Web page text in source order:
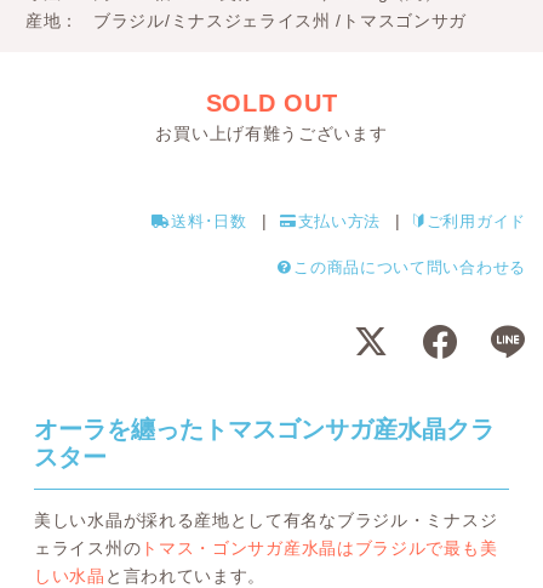
産地
ブラジル/ミナスジェライス州 /トマスゴンサガ
SOLD OUT
お買い上げ有難うございます
送料･日数 支払い方法 ご利用ガイド
この商品について問い合わせる
オーラを纏ったトマスゴンサガ産水晶クラ
スター
美しい水晶が採れる産地として有名なブラジル・ミナスジ
ェライス州の トマス・ゴンサガ産水晶はブラジルで最も美
しい水晶 と言われています。